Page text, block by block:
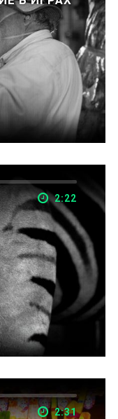
2:22
2:31